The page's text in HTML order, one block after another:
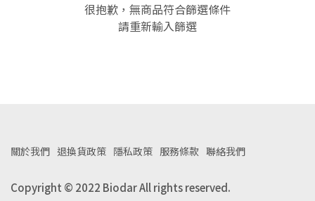
很抱歉，無商品符合篩選條件
請重新輸入篩選
關於我們 退換貨政策 隱私政策 服務條款 聯絡我們
Copyright © 2022 Biodar All rights reserved.